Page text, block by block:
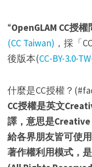
“OpenGLAM CC授
(CC Taiwan) ，採「
後版本(CC-BY-3.0-
什麼是CC授權？
CC授權是英文
譯，意思是Creative
給各界朋友皆可使
著作權利用模式，